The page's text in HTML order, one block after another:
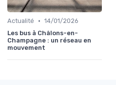
Actualité • 14/01/2026
Les bus à Châlons-en-
Champagne : un réseau en
mouvement